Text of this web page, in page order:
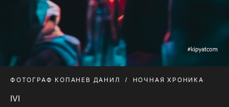
ФОТОГРАФ КОПАНЕВ ДАНИЛ НОЧНАЯ ХРОНИКА
IVI